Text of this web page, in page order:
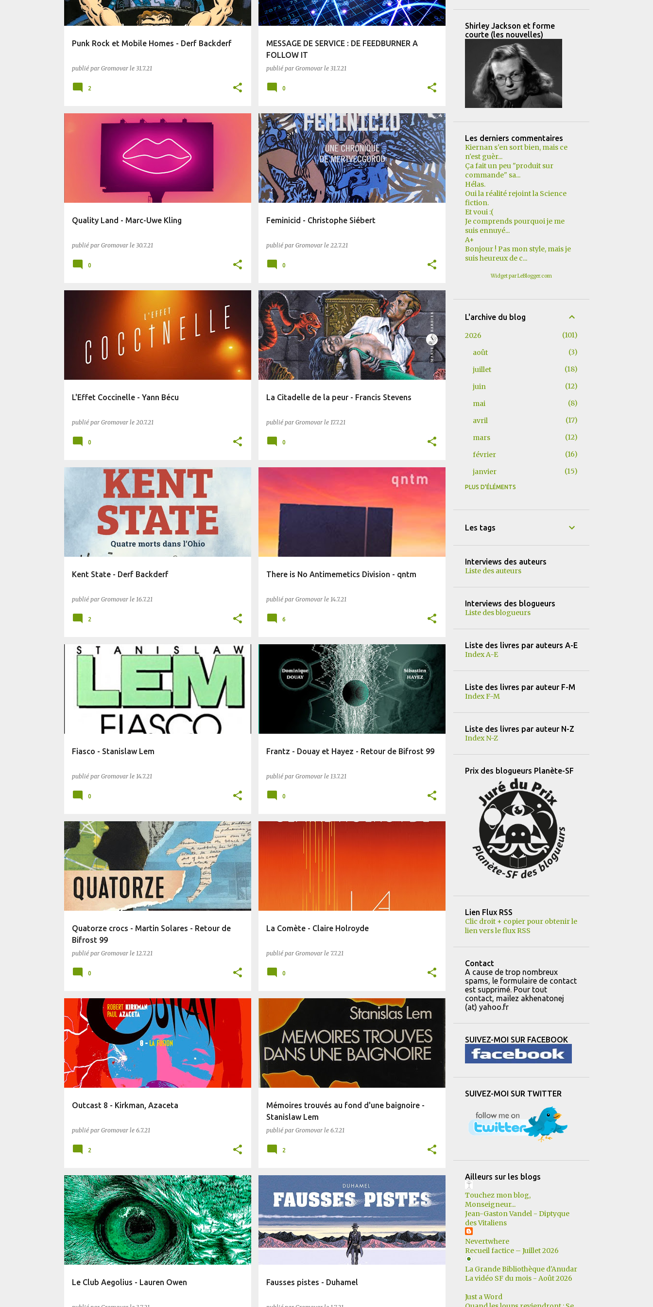
Punk Rock et Mobile Homes - Derf Backderf
publié par Gromovar le 31.7.21
2
MESSAGE DE SERVICE : DE FEEDBURNER A
FOLLOW IT
publié par Gromovar le 31.7.21
0
Quality Land - Marc-Uwe Kling
publié par Gromovar le 30.7.21
0
Feminicid - Christophe Siébert
publié par Gromovar le 22.7.21
BLUFFANT DYSTOPIE FANTASTIQUE +
MERTVECGOROD
0
L'Effet Coccinelle - Yann Bécu
publié par Gromovar le 20.7.21
0
La Citadelle de la peur - Francis Stevens
publié par Gromovar le 17.7.21
BIFROST FANTASY
0
Kent State - Derf Backderf
publié par Gromovar le 16.7.21
SAPIENCE
2
There is No Antimemetics Division - qntm
publié par Gromovar le 14.7.21
6
Fiasco - Stanislaw Lem
publié par Gromovar le 14.7.21
0
Frantz - Douay et Hayez - Retour de Bifrost 99
publié par Gromovar le 13.7.21
BIFROST SF
0
Quatorze crocs - Martin Solares - Retour de
Bifrost 99
publié par Gromovar le 12.7.21
BIFROST FANTASTIQUE
0
La Comète - Claire Holroyde
publié par Gromovar le 7.7.21
POST-AP
0
Outcast 8 - Kirkman, Azaceta
publié par Gromovar le 6.7.21
COMICS
2
Mémoires trouvés au fond d'une baignoire -
Stanislaw Lem
publié par Gromovar le 6.7.21
BIFROST
2
Le Club Aegolius - Lauren Owen
FANTASTIQUE
Fausses pistes - Duhamel
BD BLUFFANT
Shirley Jackson et forme
courte (les nouvelles)
Les derniers commentaires
Kiernan s'en sort bien, mais ce
n'est guèr...
Ça fait un peu "produit sur
commande" sa...
Hélas.
Oui la réalité rejoint la Science
fiction.
Et voui :(
Je comprends pourquoi je me
suis ennuyé...
A+
Bonjour ! Pas mon style, mais je
suis heureux de c...
Widget par LeBlogger.com
L'archive du blog
2026
101
août
3
juillet
18
juin
12
mai
8
avril
17
mars
12
février
16
janvier
15
2025
novembre
septembre
août
13
juin
avril
16
mars
janvier
11
décembre
25
septembre
août
juillet
juin
mai
avril
février
12
janvier
2023
décembre
14
novembre
octobre
22
septembre
juin
février
janvier
octobre
septembre
août
juillet
juin
14
19
PLUS D'ÉLÉMENTS
Les tags
Interviews des auteurs
Liste des auteurs
Interviews des blogueurs
Liste des blogueurs
Liste des livres par auteurs A-E
Index A-E
Liste des livres par auteur F-M
Index F-M
Liste des livres par auteur N-Z
Index N-Z
Prix des blogueurs Planète-SF
Lien Flux RSS
Clic droit + copier pour obtenir le
lien vers le flux RSS
Contact
A cause de trop nombreux
spams, le formulaire de contact
est supprimé. Pour tout
contact, mailez akhenatonej
(at) yahoo.fr
SUIVEZ-MOI SUR FACEBOOK
SUIVEZ-MOI SUR TWITTER
Ailleurs sur les blogs
Touchez mon blog,
Monseigneur...
Jean-Gaston Vandel - Diptyque
des Vitaliens
Nevertwhere
Recueil factice – Juillet 2026
La Grande Bibliothèque d'Anudar
La vidéo SF du mois - Août 2026
Just a Word